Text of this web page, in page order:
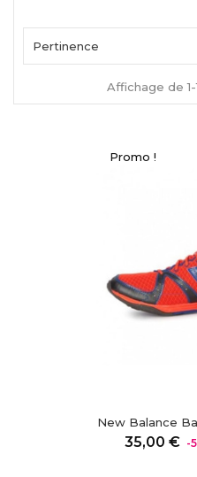
Pertinence
Affichage de
Promo !
New Balance
35,00 € -